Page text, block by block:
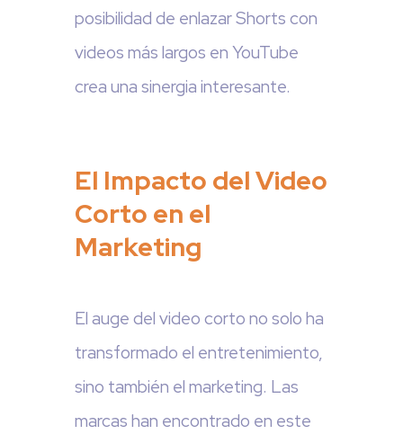
posibilidad de enlazar Shorts con
videos más largos en YouTube
crea una sinergia interesante.
El Impacto del Video
Corto en el
Marketing
El auge del video corto no solo ha
transformado el entretenimiento,
sino también el marketing. Las
marcas han encontrado en este